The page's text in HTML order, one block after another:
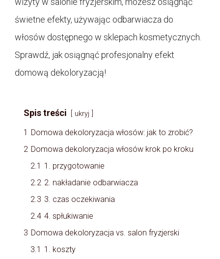
świetne efekty, używając odbarwiacza do
włosów dostępnego w sklepach kosmetycznych.
Sprawdź, jak osiągnąć profesjonalny efekt
domową dekoloryzacją!
Spis treści ukryj
1 Domowa dekoloryzacja włosów: jak to zrobić?
2 Domowa dekoloryzacja włosów krok po kroku
2.1 1. przygotowanie
2.2 2. nakładanie odbarwiacza
2.3 3. czas oczekiwania
2.4 4. spłukiwanie
3 Domowa dekoloryzacja vs. salon fryzjerski
3.1 1. koszty